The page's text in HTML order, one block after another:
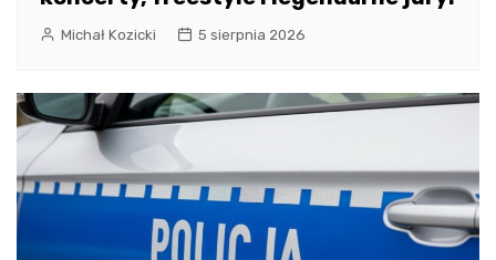
Michał Kozicki 5 sierpnia 2026